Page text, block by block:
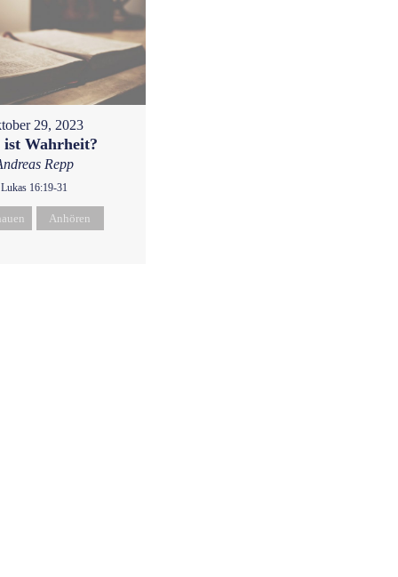
29, 2023
ist Wahrheit?
Repp
Lukas 16:19-31
Anhören